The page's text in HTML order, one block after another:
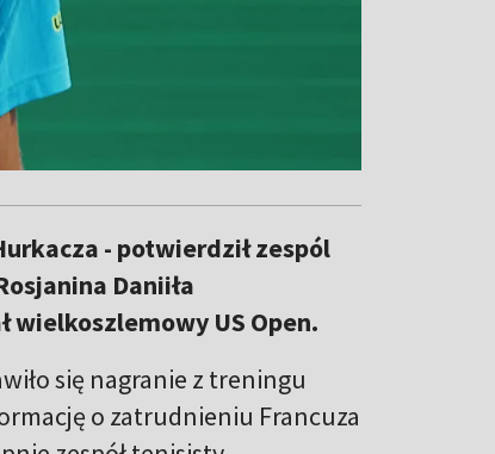
- potwierdził zespól
Daniiła
wielkoszlemowy US Open.
się nagranie z treningu
o zatrudnieniu Francuza